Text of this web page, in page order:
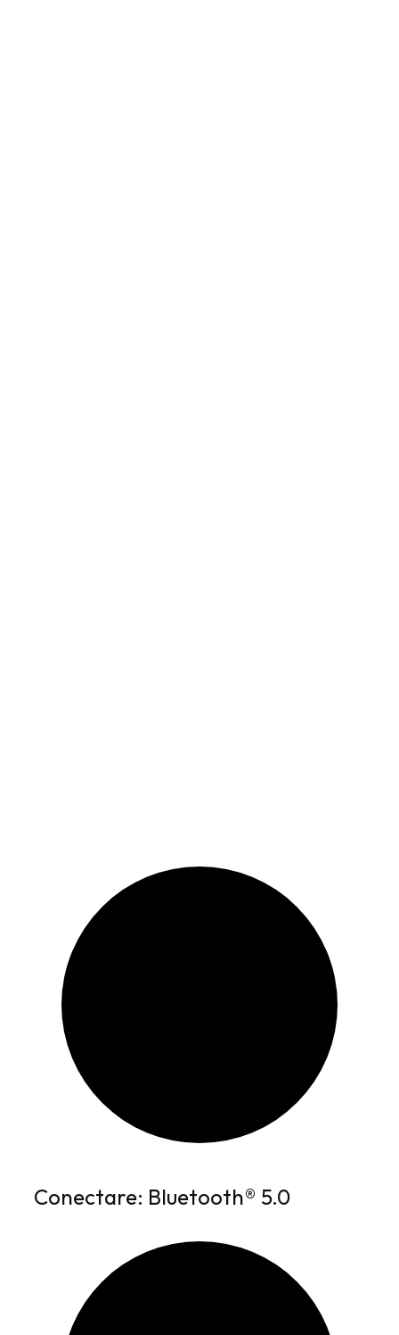
Conectare: Bluetooth® 5.0